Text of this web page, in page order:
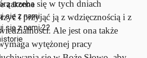
zakonne
się z nami
się z nami 22
trzeba się w tych dniach
i przyjąć ją z wdzięcznością i z
Ale jest ona także
wytężonej pracy